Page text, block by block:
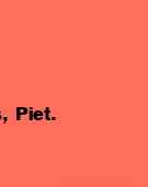
Piet.